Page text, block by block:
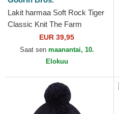
Lakit harmaa Soft Rock Tiger
Classic Knit The Farm
Goorin Bros.EUR 39,95
Saat sen maanantai, 10.
Elokuu